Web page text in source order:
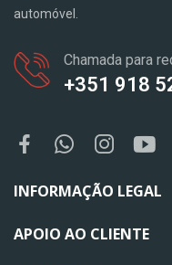
automóvel.
Chamada para
+351 918
INFORMAÇÃO LEGAL
APOIO AO CLIENTE